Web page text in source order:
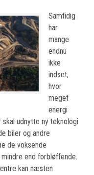
Samtidig
har
mange
endnu
ikke
indset,
hvor
meget
energi
udnytte ny teknologi
biler og andre
de voksende
end forbløffende.
kan næsten